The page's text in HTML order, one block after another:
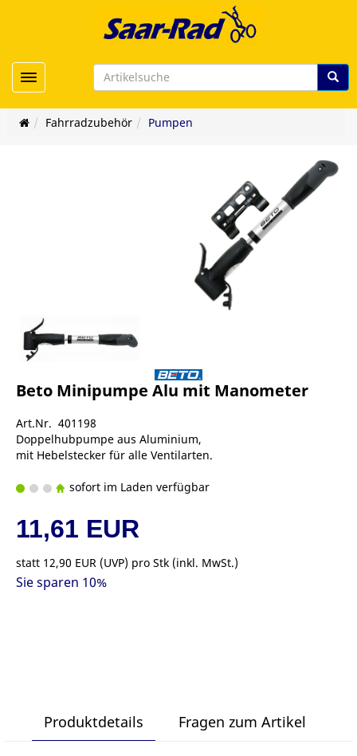
Toggle navigation
Fahrradzubehör Pumpen
Beto Minipumpe Alu mit Manometer
Art.Nr. 401198
Doppelhubpumpe aus Aluminium,
mit Hebelstecker für alle Ventilarten.
sofort im Laden verfügbar
11,61 EUR
statt 12,90 EUR (UVP) pro Stk (inkl. MwSt.)
Sie sparen 10%
Produktdetails Fragen zum Artikel